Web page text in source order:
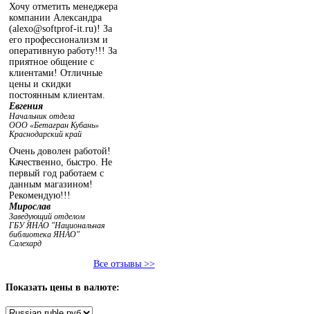
Хочу отметить менеджера
компании Александра
(alexo@softprof-it.ru)! За
его профессионализм и
оперативную работу!!! За
приятное общение с
клиентами! Отличные
цены и скидки
постоянным клиентам.
Евгения
Начальник отдела
ООО «Бетагран Кубань»
Краснодарский край
Очень доволен работой!
Качественно, быстро. Не
первый год работаем с
данным магазином!
Рекомендую!!!
Мирослав
Заведующий отделом
ГБУ ЯНАО "Национальная
библиотека ЯНАО"
Салехард
Все отзывы >>
Показать цены в валюте: